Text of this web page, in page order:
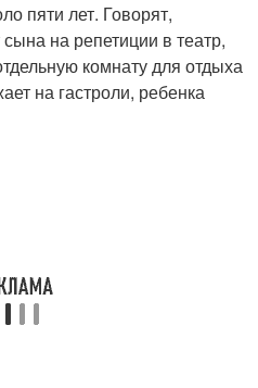
пяти лет. Говорят,
на репетиции в театр,
комнату для отдыха
на гастроли, ребенка